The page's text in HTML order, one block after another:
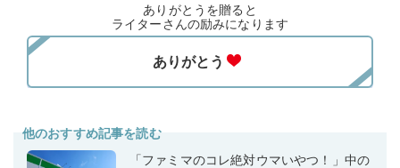
ありがとうを贈ると
ライターさんの励みになります
他のおすすめ記事を読む
「ファミマのコレ絶対ウマいやつ！」中の